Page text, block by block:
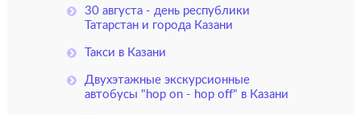
30 августа - день республики
Татарстан и города Казани
Такси в Казани
Двухэтажные экскурсионные
автобусы "hop on - hop off" в Казани